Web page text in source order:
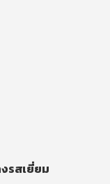
รสเยี่ยม